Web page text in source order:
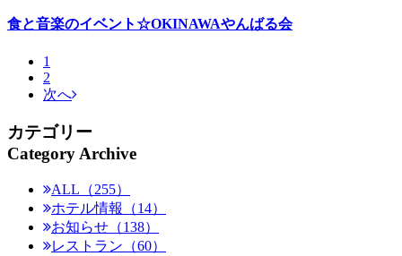
食と音楽のイベント☆OKINAWAやんばる会
1
2
次へ
カテゴリー
Category Archive
ALL（255）
ホテル情報（14）
お知らせ（138）
レストラン（60）